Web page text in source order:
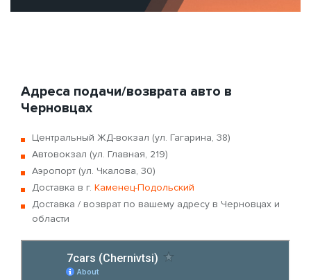
Адреса подачи/возврата авто в
Черновцах
Центральный ЖД-вокзал (ул. Гагарина, 38)
Автовокзал (ул. Главная, 219)
Аэропорт (ул. Чкалова, 30)
Доставка в г. Каменец-Подольский
Доставка / возврат по вашему адресу в Черновцах и
области